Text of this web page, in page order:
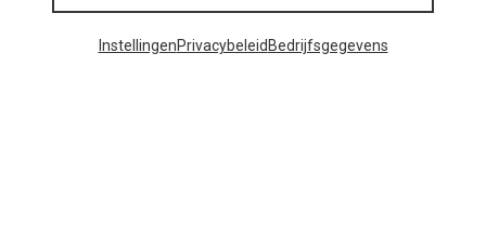
InstellingenPrivacybeleid Bedrijfsgegevens